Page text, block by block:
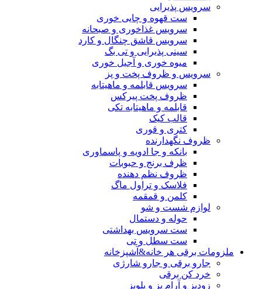
سرویس پذیرایی
ست قهوه و چایی خوری
سرویس غذاخوری و صبحانه
سرویس قاشق چنگال و کارد
سینی پذیرایی و تی بگ
میوه خوری و آجیل خوری
سرویس و ظروف پخت و پز
سرویس قابلمه و ماهیتابه
ظروف پخت پیرکس
قابلمه و ماهیتابه تکی
قالب کیک
کتری و قوری
ظروف نگهدارنده
بانکه و جا ادویه و پاسماوری
ظرف برنج و حبوبات
ظروف نظم دهنده
فلاسک و تراول ماگ
کلمن و قمقمه
لوازم شست و شو
حوله و دستمال
ست سرویس بهداشتی
ست سطل و تی
ملزومات برقی هر خانه&آشپزخانه
جارو برقی و جارو شارژی
خرد کن برقی
زودپز و آرام پز و پلوپز